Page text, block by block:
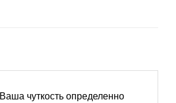
чуткость определенно